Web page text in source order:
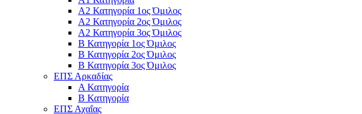
Α2 Κατηγορία 1ος Όμιλος
Α2 Κατηγορία 2ος Όμιλος
Α2 Κατηγορία 3ος Όμιλος
Β Κατηγορία 1ος Όμιλος
Β Κατηγορία 2ος Όμιλος
Β Κατηγορία 3ος Όμιλος
ΕΠΣ Αρκαδίας
Α Κατηγορία
Β Κατηγορία
ΕΠΣ Αχαΐας